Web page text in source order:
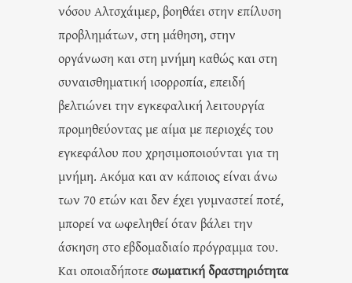
νόσου Αλτσχάιμερ, βοηθάει στην επίλυση
προβλημάτων, στη μάθηση, στην
οργάνωση και στη μνήμη καθώς και στη
συναισθηματική ισορροπία, επειδή
βελτιώνει την εγκεφαλική λειτουργία
προμηθεύοντας με αίμα με περιοχές του
εγκεφάλου που χρησιμοποιούνται για τη
μνήμη. Ακόμα και αν κάποιος είναι άνω
των 70 ετών και δεν έχει γυμναστεί ποτέ,
μπορεί να ωφεληθεί όταν βάλει την
άσκηση στο εβδομαδιαίο πρόγραμμα του.
Και οποιαδήποτεσωματική δραστηριότητα